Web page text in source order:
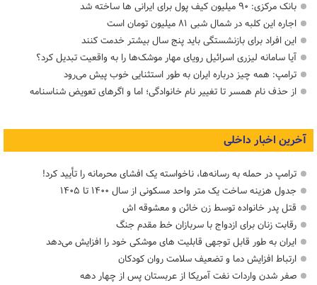
بانک مرکزی: ۹۰ میلیون کیف پول برای ایرانی ها ساخته شد
اجاره این کلبه در شمال شبی ۸۱ میلیون تومان است
این افراد برای بازنشستگی باید پنج سال بیشتر خدمت کنند
آیا سامانه لیزری اسرائیل رویای مهار موشک‌ها را به واقعیت تبدیل کرد؟
ترامپ: همه چیز درباره ایران به طور استثنایی خوب پیش می‌رود
از حذف نام همسر تا تغییر نام خانوادگی؛ اما و اگرهای تعویض شناسنامه
آخرین اخبار داخلی
ترامپ در حمله‌ به رسانه‌ها، ناخواسته یک افشای محرمانه را تأیید کرد!
جدول هزینه ساخت یک متر واحد مسکونی از سال ۱۴۰۰ تا ۱۴۰۵
قتل پدر خانواده توسط زن خائن و معشوقه اش
رقابت زنان برای ازدواج با سربازان خط مقدم جنگ
ایران به طور قابل توجهی قابلیت های موشکی خود را افزایش می‌دهد
ارتباط افزایش دما و تضعیف سلامت روان کودکان
صفر شدن واردات نفت آمریکا از عربستان پس از چهار دهه